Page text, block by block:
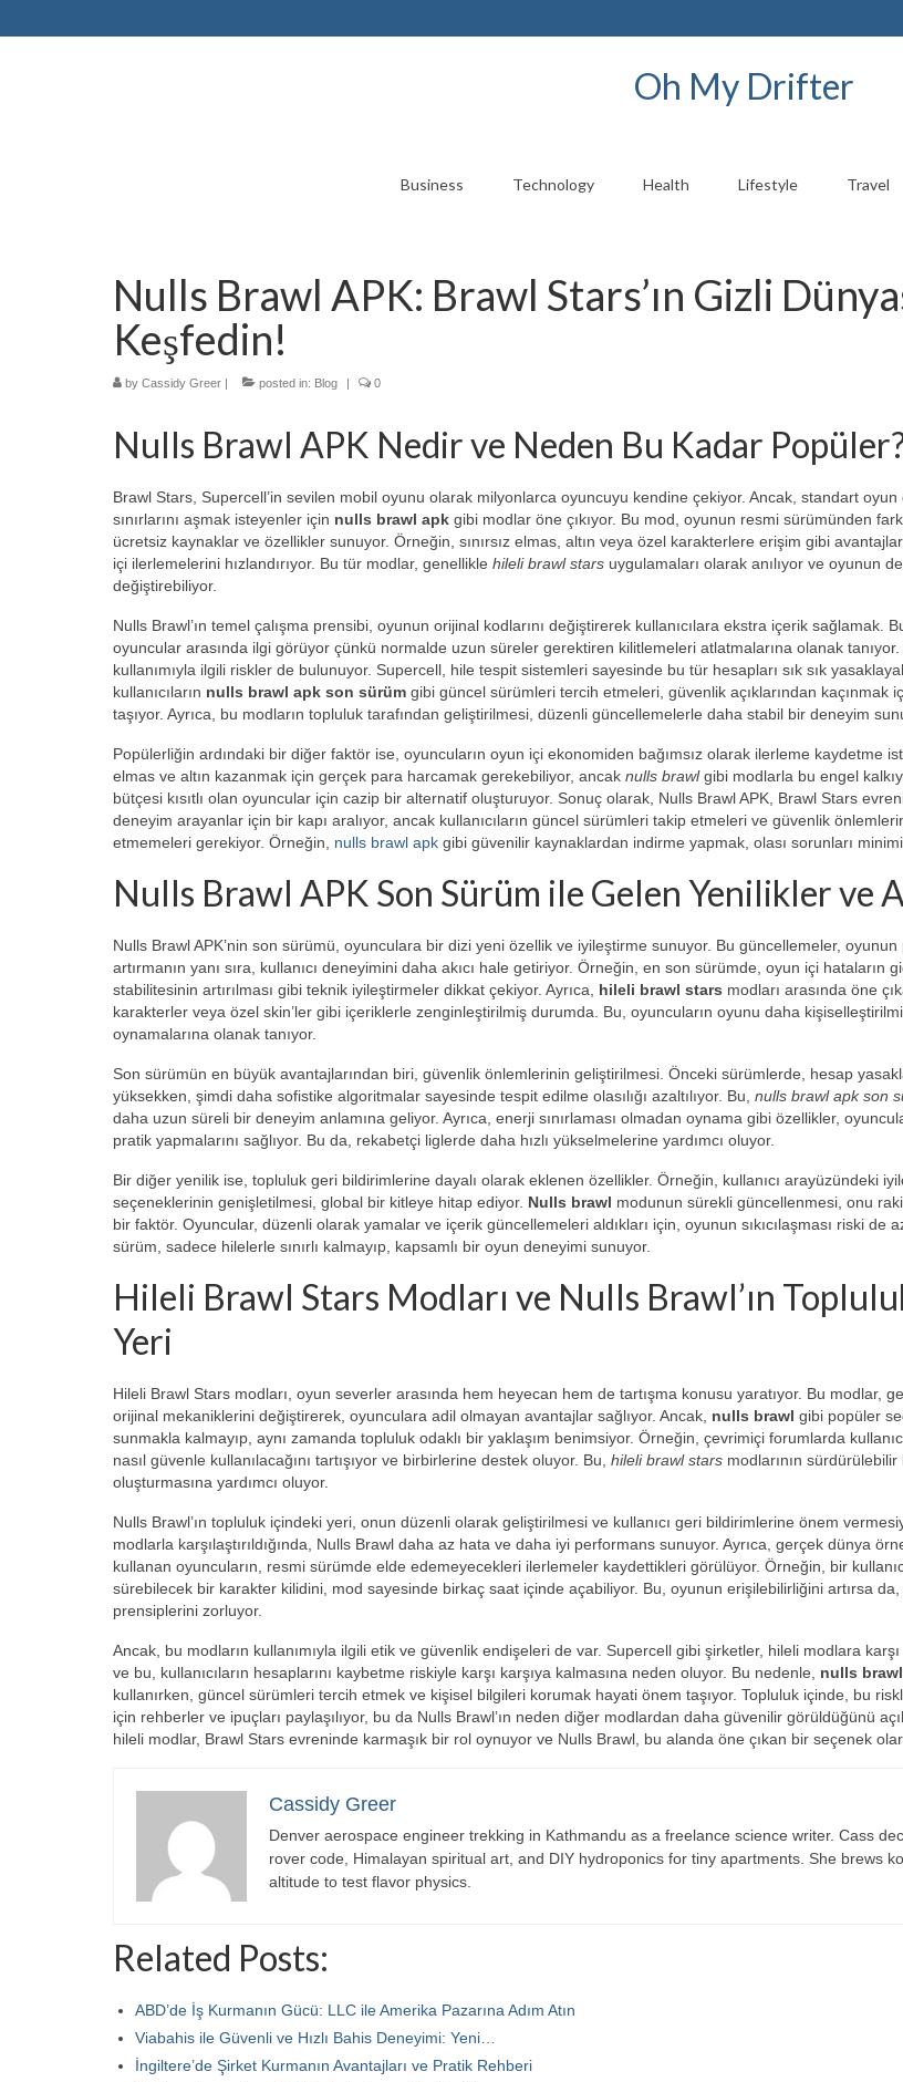
Oh My Drifter
Business Technology Health Lifestyle Travel
Nulls Brawl APK: Brawl Stars’ın Gizli
Keşfedin!
by Cassidy Greer | posted in: Blog | 0
Nulls Brawl APK Nedir ve Neden Bu Kadar
Brawl Stars, Supercell’in sevilen mobil oyunu olarak milyonlarca oyuncuyu kendine çekiyor. Ancak, standart oyun
sınırlarını aşmak isteyenler için nulls brawl apk gibi modlar öne çıkıyor. Bu mod, oyunun resmi sürümünden
ücretsiz kaynaklar ve özellikler sunuyor. Örneğin, sınırsız elmas, altın veya özel karakterlere erişim gibi
içi ilerlemelerini hızlandırıyor. Bu tür modlar, genellikle hileli brawl stars uygulamaları olarak anılıyor ve oyunun
değiştirebiliyor.
Nulls Brawl’ın temel çalışma prensibi, oyunun orijinal kodlarını değiştirerek kullanıcılara ekstra içerik sağlamak.
oyuncular arasında ilgi görüyor çünkü normalde uzun süreler gerektiren kilitlemeleri atlatmalarına olanak tanıyor.
kullanımıyla ilgili riskler de bulunuyor. Supercell, hile tespit sistemleri sayesinde bu tür hesapları sık sık
kullanıcıların nulls brawl apk son sürüm gibi güncel sürümleri tercih etmeleri, güvenlik açıklarından kaçınmak
taşıyor. Ayrıca, bu modların topluluk tarafından geliştirilmesi, düzenli güncellemelerle daha stabil bir deneyim
Popülerliğin ardındaki bir diğer faktör ise, oyuncuların oyun içi ekonomiden bağımsız olarak ilerleme kaydetme
elmas ve altın kazanmak için gerçek para harcamak gerekebiliyor, ancak nulls brawlgibi modlarla bu engel
bütçesi kısıtlı olan oyuncular için cazip bir alternatif oluşturuyor. Sonuç olarak, Nulls Brawl APK, Brawl Stars
deneyim arayanlar için bir kapı aralıyor, ancak kullanıcıların güncel sürümleri takip etmeleri ve güvenlik
etmemeleri gerekiyor. Örneğin, nulls brawl apk gibi güvenilir kaynaklardan indirme yapmak, olası sorunları
Nulls Brawl APK Son Sürüm ile Gelen Yenilikler ve
Nulls Brawl APK’nin son sürümü, oyunculara bir dizi yeni özellik ve iyileştirme sunuyor. Bu güncellemeler, oyunun
artırmanın yanı sıra, kullanıcı deneyimini daha akıcı hale getiriyor. Örneğin, en son sürümde, oyun içi hataların
stabilitesinin artırılması gibi teknik iyileştirmeler dikkat çekiyor. Ayrıca, hileli brawl stars modları arasında öne
karakterler veya özel skin’ler gibi içeriklerle zenginleştirilmiş durumda. Bu, oyuncuların oyunu daha
oynamalarına olanak tanıyor.
Son sürümün en büyük avantajlarından biri, güvenlik önlemlerinin geliştirilmesi. Önceki sürümlerde, hesap
yüksekken, şimdi daha sofistike algoritmalar sayesinde tespit edilme olasılığı azaltılıyor. Bu, nulls brawl apk son
daha uzun süreli bir deneyim anlamına geliyor. Ayrıca, enerji sınırlaması olmadan oynama gibi özellikler,
pratik yapmalarını sağlıyor. Bu da, rekabetçi liglerde daha hızlı yükselmelerine yardımcı oluyor.
Bir diğer yenilik ise, topluluk geri bildirimlerine dayalı olarak eklenen özellikler. Örneğin, kullanıcı arayüzündeki
seçeneklerinin genişletilmesi, global bir kitleye hitap ediyor. Nulls brawl modunun sürekli güncellenmesi, onu
bir faktör. Oyuncular, düzenli olarak yamalar ve içerik güncellemeleri aldıkları için, oyunun sıkıcılaşması riski de
sürüm, sadece hilelerle sınırlı kalmayıp, kapsamlı bir oyun deneyimi sunuyor.
Hileli Brawl Stars Modları ve Nulls Brawl’ın
Yeri
Hileli Brawl Stars modları, oyun severler arasında hem heyecan hem de tartışma konusu yaratıyor. Bu modlar,
orijinal mekaniklerini değiştirerek, oyunculara adil olmayan avantajlar sağlıyor. Ancak, nulls brawl gibi popüler
sunmakla kalmayıp, aynı zamanda topluluk odaklı bir yaklaşım benimsiyor. Örneğin, çevrimiçi forumlarda
nasıl güvenle kullanılacağını tartışıyor ve birbirlerine destek oluyor. Bu, hileli brawl stars modlarının
oluşturmasına yardımcı oluyor.
Nulls Brawl’ın topluluk içindeki yeri, onun düzenli olarak geliştirilmesi ve kullanıcı geri bildirimlerine önem
modlarla karşılaştırıldığında, Nulls Brawl daha az hata ve daha iyi performans sunuyor. Ayrıca, gerçek dünya
kullanan oyuncuların, resmi sürümde elde edemeyecekleri ilerlemeler kaydettikleri görülüyor. Örneğin, bir
sürebilecek bir karakter kilidini, mod sayesinde birkaç saat içinde açabiliyor. Bu, oyunun erişilebilirliğini artırsa
prensiplerini zorluyor.
Ancak, bu modların kullanımıyla ilgili etik ve güvenlik endişeleri de var. Supercell gibi şirketler, hileli modlara karşı
ve bu, kullanıcıların hesaplarını kaybetme riskiyle karşı karşıya kalmasına neden oluyor. Bu nedenle, nulls
kullanırken, güncel sürümleri tercih etmek ve kişisel bilgileri korumak hayati önem taşıyor. Topluluk içinde, bu
için rehberler ve ipuçları paylaşılıyor, bu da Nulls Brawl’ın neden diğer modlardan daha güvenilir görüldüğünü
hileli modlar, Brawl Stars evreninde karmaşık bir rol oynuyor ve Nulls Brawl, bu alanda öne çıkan bir seçenek
Cassidy Greer
Denver aerospace engineer trekking in Kathmandu as a freelance science writer. Cass
rover code, Himalayan spiritual art, and DIY hydroponics for tiny apartments. She brews
altitude to test flavor physics.
Related Posts:
ABD’de İş Kurmanın Gücü: LLC ile Amerika Pazarına Adım Atın
Viabahis ile Güvenli ve Hızlı Bahis Deneyimi: Yeni…
İngiltere’de Şirket Kurmanın Avantajları ve Pratik Rehberi